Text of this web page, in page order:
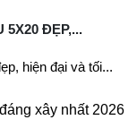
5X20 ĐẸP,...
hiện đại và tối...